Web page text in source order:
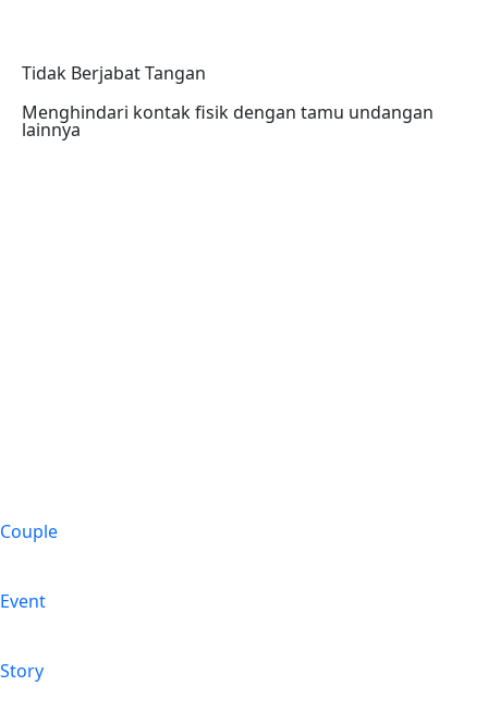
Tidak Berjabat Tangan
Menghindari kontak fisik dengan tamu undangan
lainnya
Couple
Event
Story